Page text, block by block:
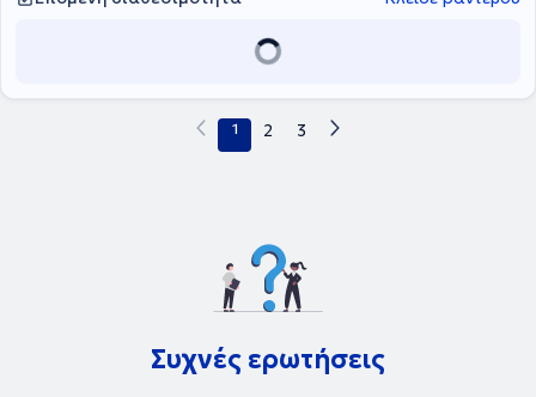
posters σε ελληνικά και ευρωπαϊκά συνέδρια, ενώ έχει
παρακολουθήσει συνέδρια και ημερίδες με στόχο τη συνεχή
κατάρτιση στο κλάδο της Δερματολογίας - Αφροδισιολογίας. Τέλος,
Ελληνικής Δερματολογικής - Αφροδισιολογικής Εταιρείας και της
Ελληνικής Δερματοχειρουργικής Εταιρείας.
1 2 3
Συχνές ερωτήσεις